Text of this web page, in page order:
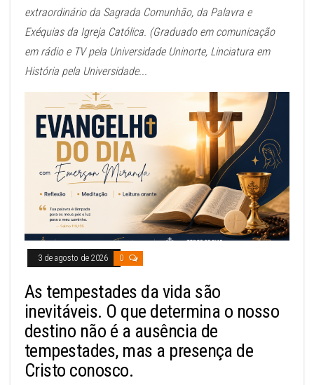
extraordinário da Sagrada Comunhão, da Palavra e
Exéquias da Igreja Católica. (Graduado em comunicação
em rádio e TV pela Universidade Uninorte, Linciatura em
História pela Universidade...
3 de agosto de 2026 0
As tempestades da vida são
inevitáveis. O que determina o nosso
destino não é a ausência de
tempestades, mas a presença de
Cristo conosco.